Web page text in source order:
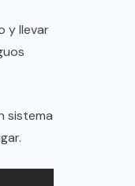
y llevar
sistema